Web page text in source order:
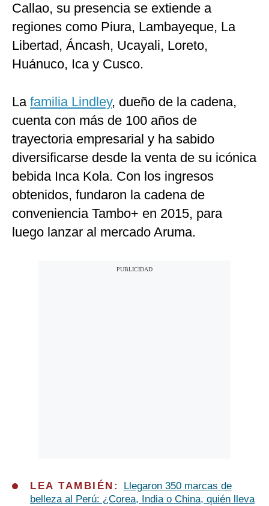
Callao, su presencia se extiende a
regiones como Piura, Lambayeque, La
Libertad, Áncash, Ucayali, Loreto,
Huánuco, Ica y Cusco.
La familia Lindley, dueño de la cadena,
cuenta con más de 100 años de
trayectoria empresarial y ha sabido
diversificarse desde la venta de su icónica
bebida Inca Kola. Con los ingresos
obtenidos, fundaron la cadena de
conveniencia Tambo+ en 2015, para
luego lanzar al mercado Aruma.
LEA TAMBIÉN:
Llegaron 350 marcas de
belleza al Perú: ¿Corea, India o China, quién lleva